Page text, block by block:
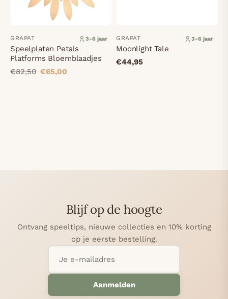
GRAPAT 3-6 jaar
Speelplaten Petals
Platforms Bloemblaadjes
€82,50 €65,00
GRAPAT 3-6 jaar
Moonlight Tale
€44,95
Blijf op de hoogte
Ontvang speeltips, nieuwe collecties en 10% korting
op je eerste bestelling.
Aanmelden